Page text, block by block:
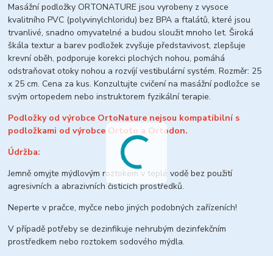
Masážní podložky ORTONATURE jsou vyrobeny z vysoce
kvalitního PVC (polyvinylchloridu) bez BPA a ftalátů, které jsou
trvanlivé, snadno omyvatelné a budou sloužit mnoho let. Široká
škála textur a barev podložek zvyšuje představivost, zlepšuje
krevní oběh, podporuje korekci plochých nohou, pomáhá
odstraňovat otoky nohou a rozvíjí vestibulární systém. Rozměr: 25
x 25 cm. Cena za kus. Konzultujte cvičení na masážní podložce se
svým ortopedem nebo instruktorem fyzikální terapie.
Podložky od výrobce OrtoNature nejsou kompatibilní s
podložkami od výrobce Ortoto a Ortodon.
Údržba:
Jemně omyjte mýdlovým roztokem v teplé vodě bez použití
agresivních a abrazivních čistících prostředků.
Neperte v pračce, myčce nebo jiných podobných zařízeních!
V případě potřeby se dezinfikuje nehrubým dezinfekčním
prostředkem nebo roztokem sodového mýdla.